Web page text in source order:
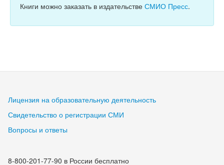
Книги можно заказать в издательстве СМИО Пресс.
Лицензия на образовательную деятельность
Свидетельство о регистрации СМИ
Вопросы и ответы
8-800-201-77-90 в России бесплатно